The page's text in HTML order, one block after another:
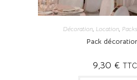
Décoration, Location,
Pack
9,30 € TTC